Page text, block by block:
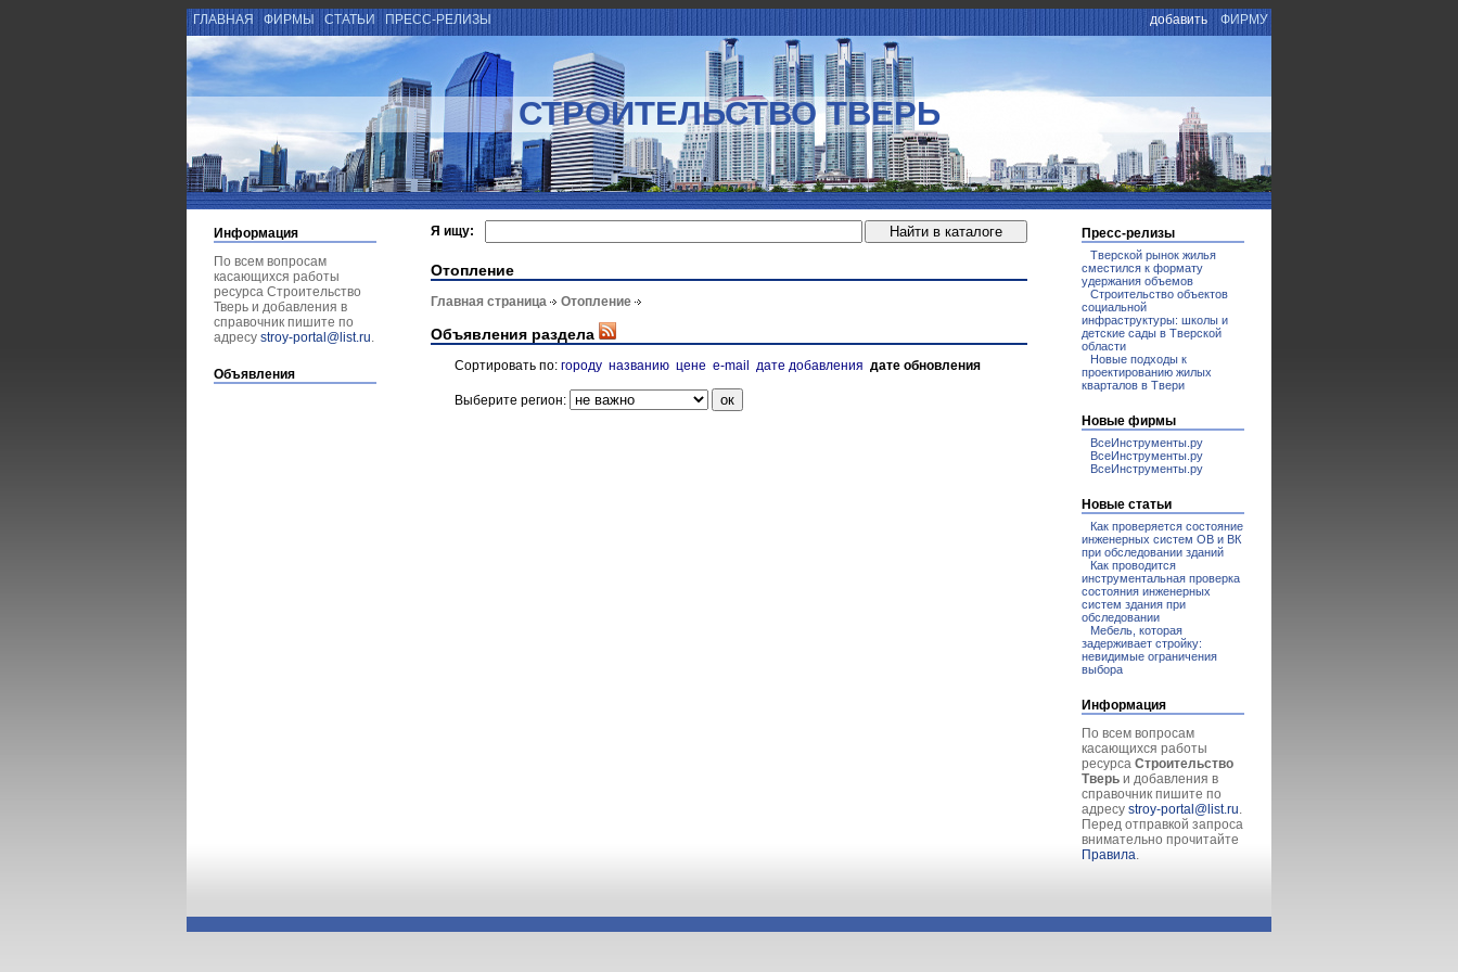
ГЛАВНАЯ ФИРМЫ СТАТЬИ ПРЕСС-РЕЛИЗЫ добавить ФИРМУ
СТРОИТЕЛЬСТВО ТВЕРЬ
Информация
По всем вопросам
касающихся работы
ресурса Строительство
Тверь и добавления в
справочник пишите по
адресу stroy-portal@list.ru.
Объявления
Я ищу:
Отопление
Главная страница Отопление
Объявления раздела
Сортировать по: городу названию цене e-mail дате добавления дате обновления
Выберите регион:
Пресс-релизы
Тверской рынок жилья
сместился к формату
удержания объемов
Строительство объектов
социальной
инфраструктуры: школы и
детские сады в Тверской
области
Новые подходы к
проектированию жилых
кварталов в Твери
Новые фирмы
ВсеИнструменты.ру
ВсеИнструменты.ру
ВсеИнструменты.ру
Новые статьи
Как проверяется состояние
инженерных систем ОВ и ВК
при обследовании зданий
Как проводится
инструментальная проверка
состояния инженерных
систем здания при
обследовании
Мебель, которая
задерживает стройку:
невидимые ограничения
выбора
Информация
По всем вопросам
касающихся работы
ресурса Строительство
Тверь и добавления в
справочник пишите по
адресу stroy-portal@list.ru.
Перед отправкой запроса
внимательно прочитайте
Правила.